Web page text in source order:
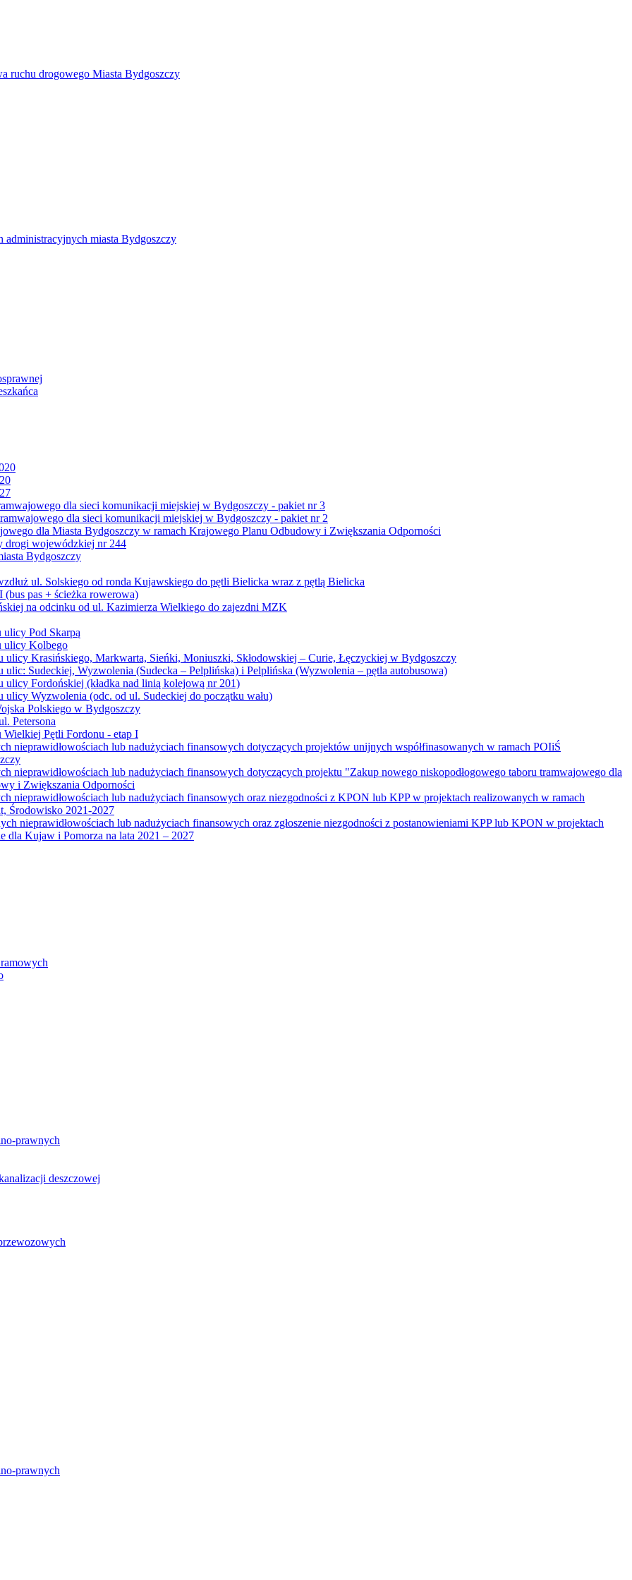
ruchu drogowego Miasta Bydgoszczy
miasta Bydgoszczy
dla sieci komunikacji miejskiej w Bydgoszczy - pakiet nr 3
dla sieci komunikacji miejskiej w Bydgoszczy - pakiet nr 2
dla Miasta Bydgoszczy w ramach Krajowego Planu Odbudowy i Zwiększania Odporności
drogi wojewódzkiej nr 244
Bydgoszczy
ul. Solskiego od ronda Kujawskiego do pętli Bielicka wraz z pętlą Bielicka
pas + ścieżka rowerowa)
na odcinku od ul. Kazimierza Wielkiego do zajezdni MZK
Pod Skarpą
ulicy Kolbego
Krasińskiego, Markwarta, Sieńki, Moniuszki, Skłodowskiej – Curie, Łęczyckiej w Bydgoszczy
Sudeckiej, Wyzwolenia (Sudecka – Pelplińska) i Pelplińska (Wyzwolenia – pętla autobusowa)
Fordońskiej (kładka nad linią kolejową nr 201)
Wyzwolenia (odc. od ul. Sudeckiej do początku wału)
Polskiego w Bydgoszczy
Petersona
Pętli Fordonu - etap I
nieprawidłowościach lub nadużyciach finansowych dotyczących projektów unijnych współfinasowanych w ramach POIiŚ
nieprawidłowościach lub nadużyciach finansowych dotyczących projektu "Zakup nowego niskopodłogowego taboru tramwajowego dla
i Zwiększania Odporności
nieprawidłowościach lub nadużyciach finansowych oraz niezgodności z KPON lub KPP w projektach realizowanych w ramach
Środowisko 2021-2027
nieprawidłowościach lub nadużyciach finansowych oraz zgłoszenie niezgodności z postanowieniami KPP lub KPON w projektach
dla Kujaw i Pomorza na lata 2021 – 2027
prawnych
deszczowej
prawnych